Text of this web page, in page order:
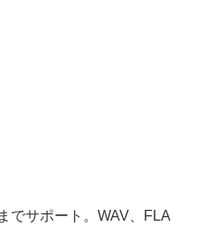
でサポート。WAV、FLA